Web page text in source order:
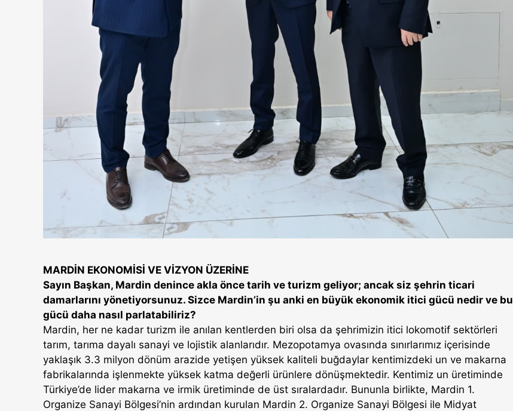
MARDİN EKONOMİSİ VE VİZYON ÜZERİNE
Sayın Başkan, Mardin denince akla önce tarih ve turizm geliyor; ancak siz şehrin ticari
damarlarını yönetiyorsunuz. Sizce Mardin’in şu anki en büyük ekonomik itici gücü nedir ve bu
gücü daha nasıl parlatabiliriz?
Mardin, her ne kadar turizm ile anılan kentlerden biri olsa da şehrimizin itici lokomotif sektörleri
tarım, tarıma dayalı sanayi ve lojistik alanlarıdır. Mezopotamya ovasında sınırlarımız içerisinde
yaklaşık 3.3 milyon dönüm arazide yetişen yüksek kaliteli buğdaylar kentimizdeki un ve makarna
fabrikalarında işlenmekte yüksek katma değerli ürünlere dönüşmektedir. Kentimiz un üretiminde
Türkiye’de lider makarna ve irmik üretiminde de üst sıralardadır. Bununla birlikte, Mardin 1.
Organize Sanayi Bölgesi’nin ardından kurulan Mardin 2. Organize Sanayi Bölgesi ile Midyat